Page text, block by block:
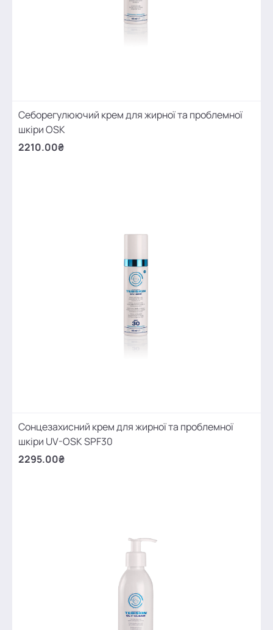
Себорегулюючий крем для жирної та проблемної
шкіри OSK
2210.00₴
Сонцезахисний крем для жирної та проблемної
шкіри UV-OSK SPF30
2295.00₴